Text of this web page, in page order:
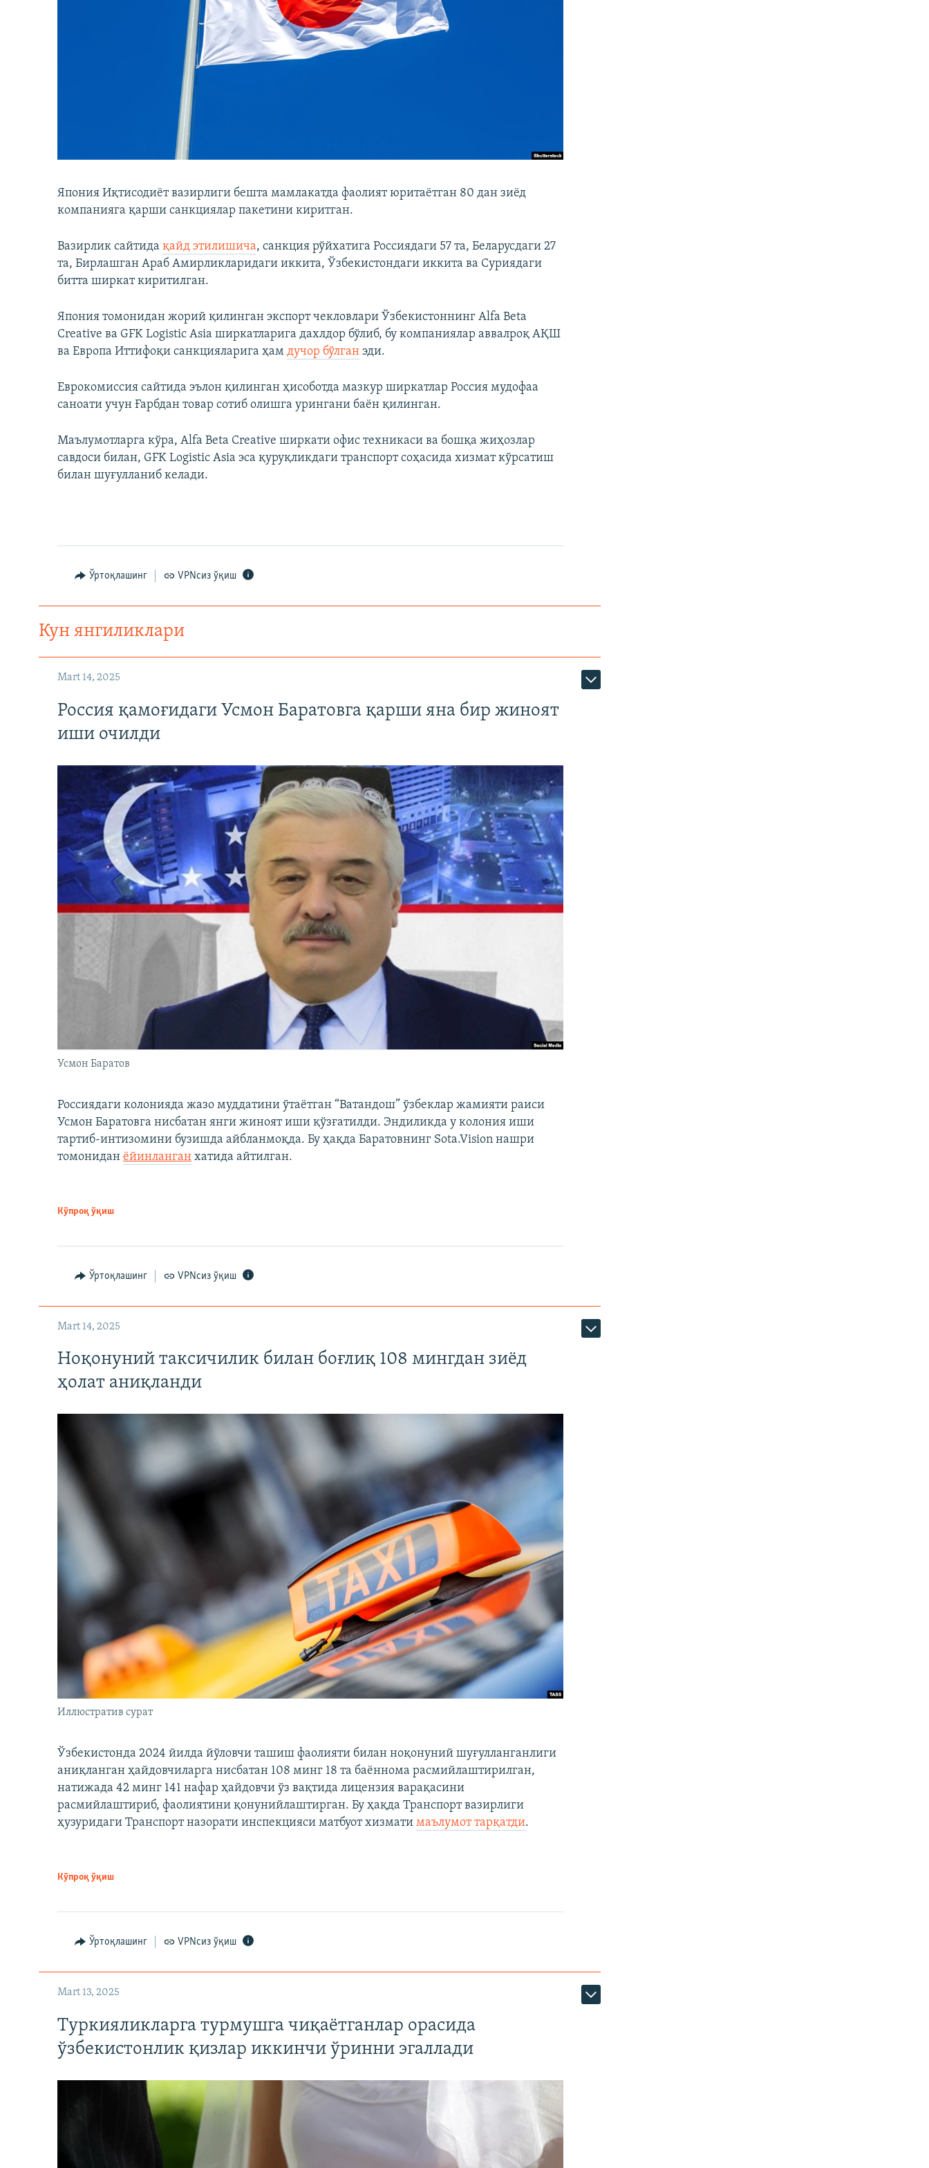
Япония Иқтисодиёт вазирлиги бешта мамлакатда фаолият юритаётган 80 дан зиёд
компанияга қарши санкциялар пакетини киритган.
Вазирлик сайтида қайд этилишича, санкция рўйхатига Россиядаги 57 та, Беларусдаги 27
та, Бирлашган Араб Амирликларидаги иккита, Ўзбекистондаги иккита ва Суриядаги
битта ширкат киритилган.
Япония томонидан жорий қилинган экспорт чекловлари Ўзбекистоннинг Alfa Beta
Creative ва GFK Logistic Asia ширкатларига дахлдор бўлиб, бу компаниялар аввалроқ АҚШ
ва Европа Иттифоқи санкцияларига ҳам дучор бўлган эди.
Еврокомиссия сайтида эълон қилинган ҳисоботда мазкур ширкатлар Россия мудофаа
саноати учун Ғарбдан товар сотиб олишга урингани баён қилинган.
Маълумотларга кўра, Alfa Beta Creative ширкати офис техникаси ва бошқа жиҳозлар
савдоси билан, GFK Logistic Asia эса қуруқликдаги транспорт соҳасида хизмат кўрсатиш
билан шуғулланиб келади.
Ўртоқлашинг VPNсиз ўқиш
Кун янгиликлари
Mart 14, 2025
Россия қамоғидаги Усмон Баратовга қарши яна бир жиноят
иши очилди
Усмон Баратов
Россиядаги колонияда жазо муддатини ўтаётган “Ватандош” ўзбеклар жамияти раиси
Усмон Баратовга нисбатан янги жиноят иши қўзғатилди. Эндиликда у колония иши
тартиб-интизомини бузишда айбланмоқда. Бу ҳақда Баратовнинг Sota.Vision нашри
томонидан ёйинланган хатида айтилган.
Кўпроқ ўқиш
Ўртоқлашинг VPNсиз ўқиш
Mart 14, 2025
Ноқонуний таксичилик билан боғлиқ 108 мингдан зиёд
ҳолат аниқланди
Иллюстратив сурат
Ўзбекистонда 2024 йилда йўловчи ташиш фаолияти билан ноқонуний шуғулланганлиги
аниқланган ҳайдовчиларга нисбатан 108 минг 18 та баённома расмийлаштирилган,
натижада 42 минг 141 нафар ҳайдовчи ўз вақтида лицензия варақасини
расмийлаштириб, фаолиятини қонунийлаштирган. Бу ҳақда Транспорт вазирлиги
ҳузуридаги Транспорт назорати инспекцияси матбуот хизмати маълумот тарқатди.
Кўпроқ ўқиш
Ўртоқлашинг VPNсиз ўқиш
Mart 13, 2025
Туркияликларга турмушга чиқаётганлар орасида
ўзбекистонлик қизлар иккинчи ўринни эгаллади